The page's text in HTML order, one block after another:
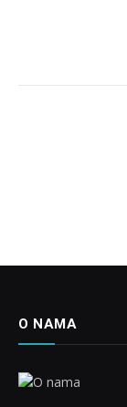
O NAMA